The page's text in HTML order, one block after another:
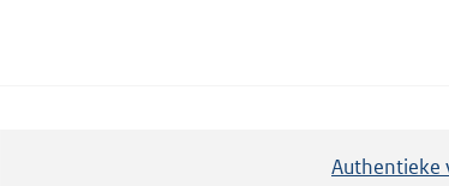
Authentieke